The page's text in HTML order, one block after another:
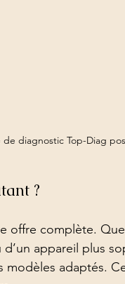
de diagnostic Top-Diag
?
offre complète.
appareil plus
modèles adaptés.